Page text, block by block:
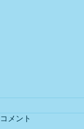
コメント